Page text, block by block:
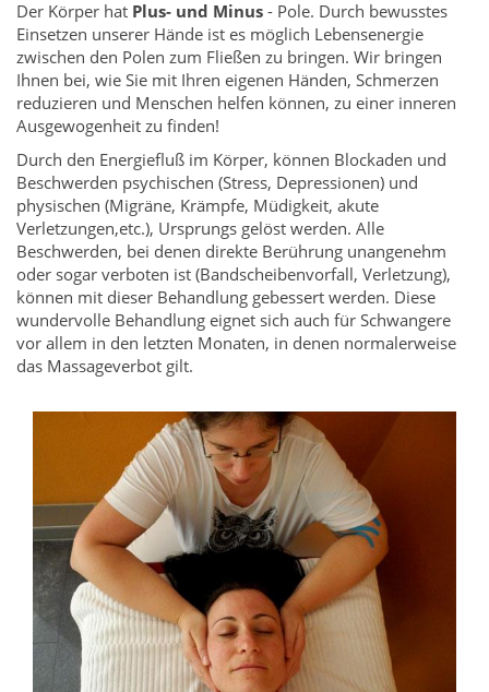
Der Körper hat Plus- und Minus - Pole. Durch bewusstes
Einsetzen unserer Hände ist es möglich Lebensenergie
zwischen den Polen zum Fließen zu bringen. Wir bringen
Ihnen bei, wie Sie mit Ihren eigenen Händen, Schmerzen
reduzieren und Menschen helfen können, zu einer inneren
Ausgewogenheit zu finden!
Durch den Energiefluß im Körper, können Blockaden und
Beschwerden psychischen (Stress, Depressionen) und
physischen (Migräne, Krämpfe, Müdigkeit, akute
Verletzungen,etc.), Ursprungs gelöst werden. Alle
Beschwerden, bei denen direkte Berührung unangenehm
oder sogar verboten ist (Bandscheibenvorfall, Verletzung),
können mit dieser Behandlung gebessert werden. Diese
wundervolle Behandlung eignet sich auch für Schwangere
vor allem in den letzten Monaten, in denen normalerweise
das Massageverbot gilt.